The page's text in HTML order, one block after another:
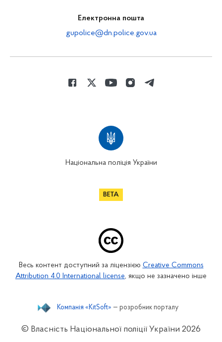
Електронна пошта
gupolice@dn.police.gov.ua
Національна поліція України
Весь контент доступний за ліцензією Creative Commons
Attribution 4.0 International license, якщо не зазначено інше
© Власність Національної поліції України 2026
Компанія «KitSoft» — розробник порталу